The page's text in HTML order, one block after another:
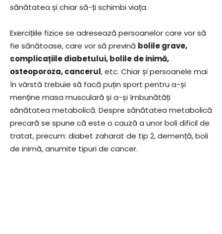
sănătatea și chiar să-ți schimbi viața.
Exercițiile fizice se adresează persoanelor care vor să
fie sănătoase, care vor să prevină bolile grave,
complicațiile diabetului, bolile de inimă,
osteoporoza, cancerul, etc. Chiar și persoanele mai
în vârstă trebuie să facă puțin sport pentru a-și
menține masa musculară și a-și îmbunătăți
sănătatea metabolică. Despre sănătatea metabolică
precară se spune că este o cauză a unor boli dificil de
tratat, precum: diabet zaharat de tip 2, demență, boli
de inimă, anumite tipuri de cancer.